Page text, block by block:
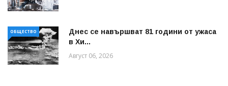
ОБЩЕСТВО
Днес се навършват 81 години от ужаса
в Хи...
Август 06, 2026